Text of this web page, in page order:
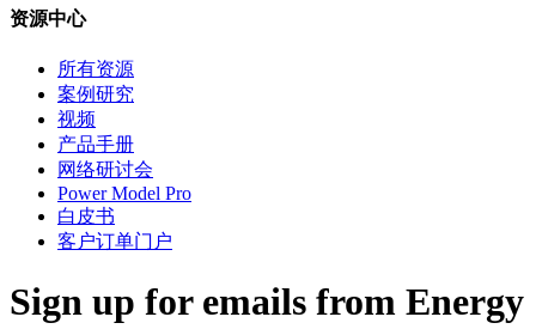
资源中心
所有资源
案例研究
视频
产品手册
网络研讨会
Power Model Pro
白皮书
客户订单门户
Sign up for emails from Energy